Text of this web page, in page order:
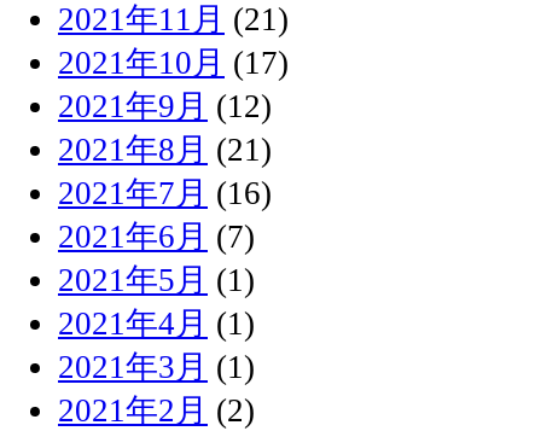
2021年11月 (21)
2021年10月 (17)
2021年9月 (12)
2021年8月 (21)
2021年7月 (16)
2021年6月 (7)
2021年5月 (1)
2021年4月 (1)
2021年3月 (1)
2021年2月 (2)